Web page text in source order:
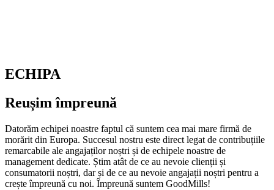
ECHIPA
Reușim împreună
Datorăm echipei noastre faptul că suntem cea mai mare firmă de
morărit din Europa. Succesul nostru este direct legat de contribuțiile
remarcabile ale angajaților noștri și de echipele noastre de
management dedicate. Știm atât de ce au nevoie clienții și
consumatorii noștri, dar și de ce au nevoie angajații noștri pentru a
crește împreună cu noi. Împreună suntem GoodMills!